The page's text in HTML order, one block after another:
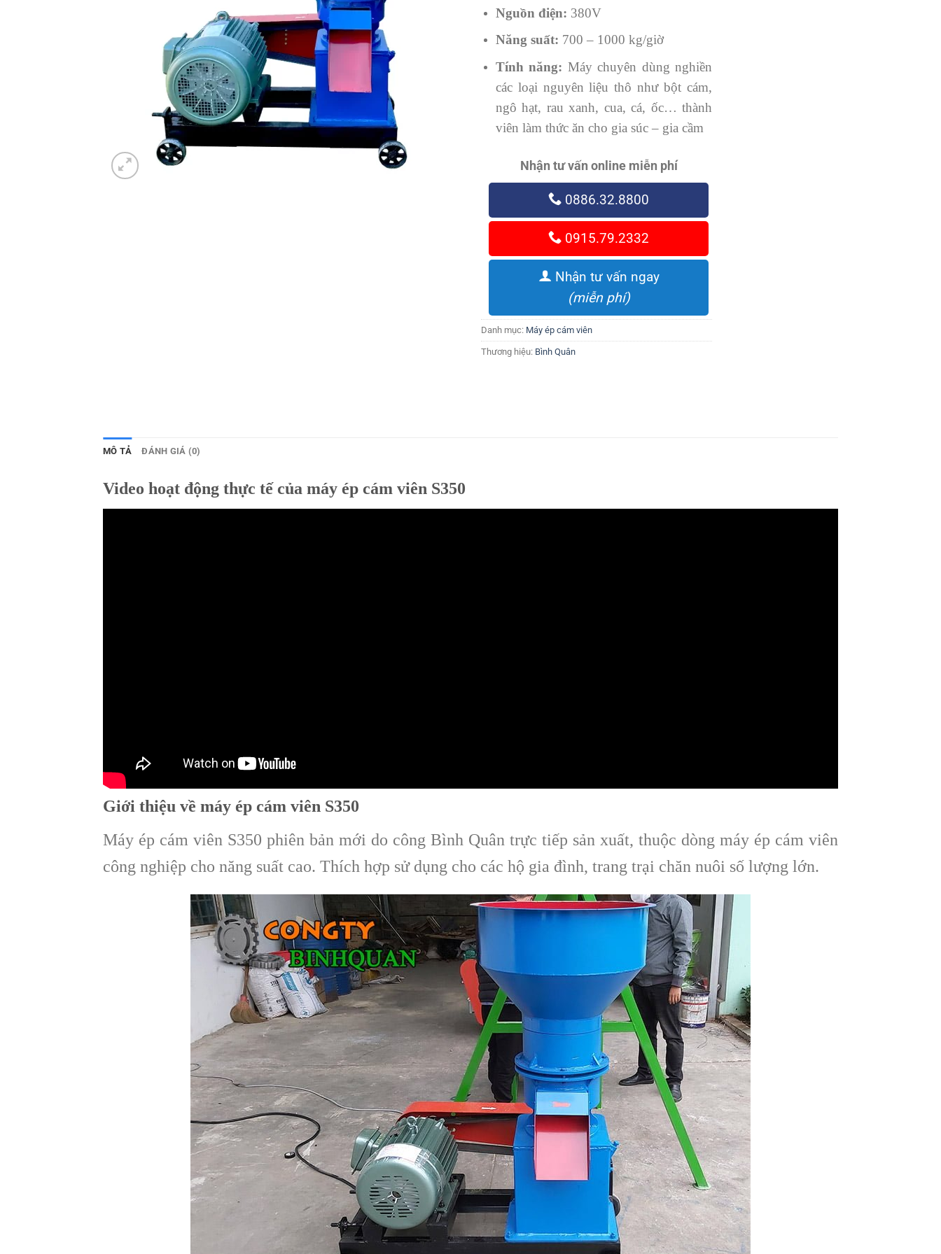
Nguồn điện: 380V
Năng suất: 700 – 1000 kg/giờ
Tính năng: Máy chuyên dùng nghiền
các loại nguyên liệu thô như bột cám,
ngô hạt, rau xanh, cua, cá, ốc… thành
viên làm thức ăn cho gia súc – gia cầm
Nhận tư vấn online miễn phí
0886.32.8800
0915.79.2332
Nhận tư vấn ngay
(miễn phí)
Danh mục: Máy ép cám viên
Thương hiệu: Bình Quân
MÔ TẢ ĐÁNH GIÁ (0)
Video hoạt động thực tế của máy ép cám viên S350
Giới thiệu về máy ép cám viên S350
Máy ép cám viên S350 phiên bản mới do công Bình Quân trực tiếp sản xuất, thuộc dòng máy ép cám viên
công nghiệp cho năng suất cao. Thích hợp sử dụng cho các hộ gia đình, trang trại chăn nuôi số lượng lớn.